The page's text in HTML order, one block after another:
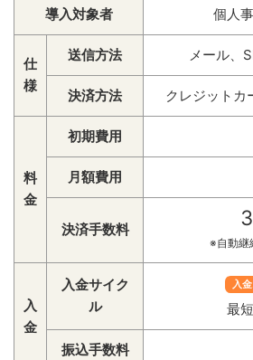
導入対象者 個人
仕
様
送信方法 メール、
決済方法 クレジットカ
料
金
初期費用
月額費用
決済手数料
※自動継
入
金
入金サイク
ル
入
最
振込手数料